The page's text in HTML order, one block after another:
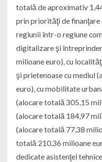
totală de aproximativ
prin priorităţi de
regiunii într-o regiune
digitalizare şi
milioane euro), cu
şi prietenoase cu mediul
euro), cu mobilitate
(alocare totală 305,15
(alocare totală 184,97
(alocare totală 77,38
totală 210,36 milioane
dedicate asistenţei